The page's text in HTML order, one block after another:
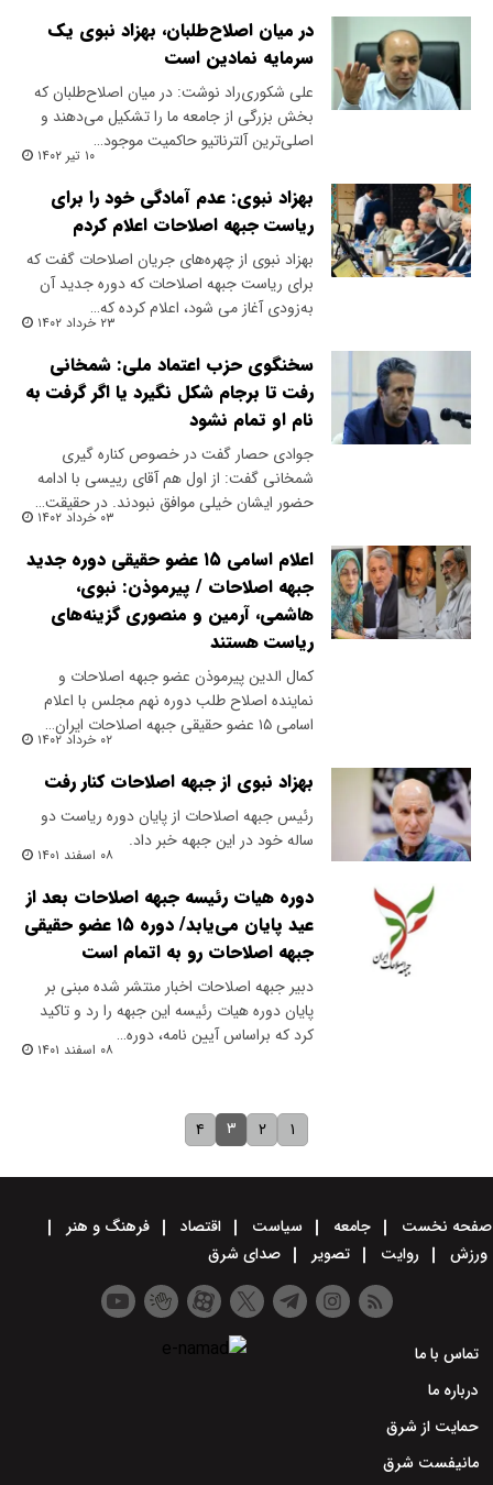
در میان اصلاح‌طلبان، بهزاد نبوی یک
سرمایه نمادین است
​علی شکوری‌راد نوشت: در میان اصلاح‌طلبان که
بخش بزرگی از جامعه ما را تشکیل می‌دهند و
اصلی‌ترین آلترناتیو حاکمیت موجود…
۱۰ تیر ۱۴۰۲
بهزاد نبوی: عدم آمادگی خود را برای
ریاست جبهه اصلاحات اعلام کردم
بهزاد نبوی از چهره‌های جریان اصلاحات گفت که
برای ریاست جبهه اصلاحات که دوره جدید آن
به‌زودی آغاز می شود، اعلام کرده که…
۲۳ خرداد ۱۴۰۲
سخنگوی حزب اعتماد ملی: شمخانی
رفت تا برجام شکل نگیرد یا اگر گرفت به
نام او تمام نشود
جوادی حصار گفت در خصوص کناره گیری
شمخانی گفت: از اول هم آقای رییسی با ادامه
حضور ایشان خیلی موافق نبودند. در حقیقت…
۰۳ خرداد ۱۴۰۲
اعلام اسامی ۱۵ عضو حقیقی دوره جدید
جبهه اصلاحات / پیرموذن: نبوی،
هاشمی، آرمین و منصوری گزینه‌های
ریاست هستند
کمال الدین پیرموذن عضو جبهه اصلاحات و
نماینده اصلاح طلب دوره نهم مجلس با اعلام
اسامی ۱۵ عضو حقیقی جبهه اصلاحات ایران…
۰۲ خرداد ۱۴۰۲
بهزاد نبوی از جبهه اصلاحات کنار رفت
رئیس جبهه اصلاحات از پایان دوره ریاست دو
ساله خود در این جبهه خبر داد.
۰۸ اسفند ۱۴۰۱
دوره هیات رئیسه جبهه اصلاحات بعد از
عید پایان می‌یابد/ دوره ۱۵ عضو حقیقی
جبهه اصلاحات رو به اتمام است
دبیر جبهه اصلاحات اخبار منتشر شده مبنی بر
پایان دوره هیات رئیسه این جبهه را رد و تاکید
کرد که براساس آیین نامه، دوره…
۰۸ اسفند ۱۴۰۱
۱ ۲ ۳ ۴
صفحه نخست جامعه سیاست اقتصاد
فرهنگ و هنر
ورزش
روایت تصویر صدای شرق
تماس با ما
درباره ما
حمایت از شرق
مانیفست شرق